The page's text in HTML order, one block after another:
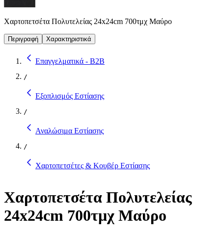
Χαρτοπετσέτα Πολυτελείας 24x24cm 700τμχ Μαύρο
Περιγραφή Χαρακτηριστικά
Επαγγελματικά - B2B
/
Εξοπλισμός Εστίασης
/
Αναλώσιμα Εστίασης
/
Χαρτοπετσέτες & Κουβέρ Εστίασης
Χαρτοπετσέτα Πολυτελείας
24x24cm 700τμχ Μαύρο